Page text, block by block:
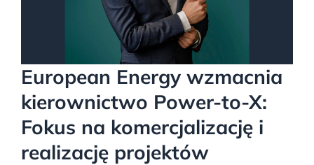
European Energy wzmacnia
kierownictwo Power-to-X:
Fokus na komercjalizację i
realizację projektów